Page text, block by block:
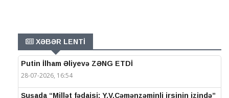
XƏBƏR LENTİ
Putin İlham Əliyevə ZƏNG ETDİ
28-07-2026, 16:54
Şuşada “Millət fədaisi: Y.V.Çəmənzəminli irsinin izində”